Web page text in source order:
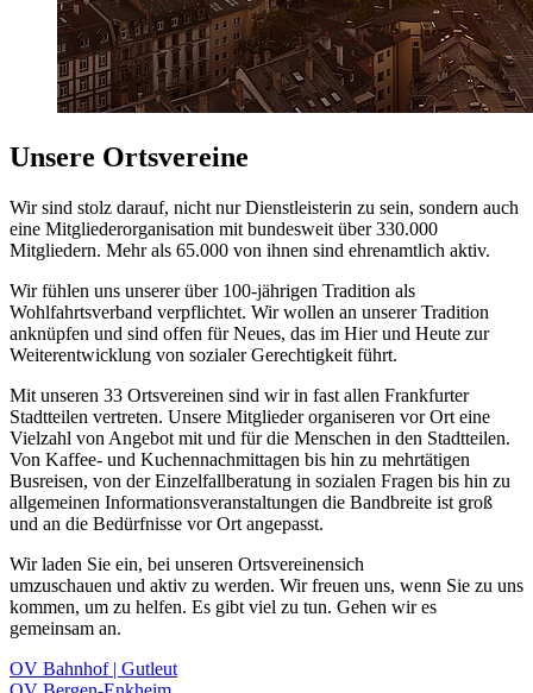
Unsere Ortsvereine
Wir sind stolz darauf, nicht nur Dienstleisterin zu sein, sondern auch
eine Mitgliederorganisation mit bundesweit über 330.000
Mitgliedern. Mehr als 65.000 von ihnen sind ehrenamtlich aktiv.
Wir fühlen uns unserer über 100-jährigen Tradition als
Wohlfahrtsverband verpflichtet. Wir wollen an unserer Tradition
anknüpfen und sind offen für Neues, das im Hier und Heute zur
Weiterentwicklung von sozialer Gerechtigkeit führt.
Mit unseren 33 Ortsvereinen sind wir in fast allen Frankfurter
Stadtteilen vertreten. Unsere Mitglieder organiseren vor Ort eine
Vielzahl von Angebot mit und für die Menschen in den Stadtteilen.
Von Kaffee- und Kuchennachmittagen bis hin zu mehrtätigen
Busreisen, von der Einzelfallberatung in sozialen Fragen bis hin zu
allgemeinen Informationsveranstaltungen die Bandbreite ist groß
und an die Bedürfnisse vor Ort angepasst.
Wir laden Sie ein, bei unseren Ortsvereinensich
umzuschauen und aktiv zu werden. Wir freuen uns, wenn Sie zu uns
kommen, um zu helfen. Es gibt viel zu tun. Gehen wir es
gemeinsam an.
OV Bahnhof | Gutleut